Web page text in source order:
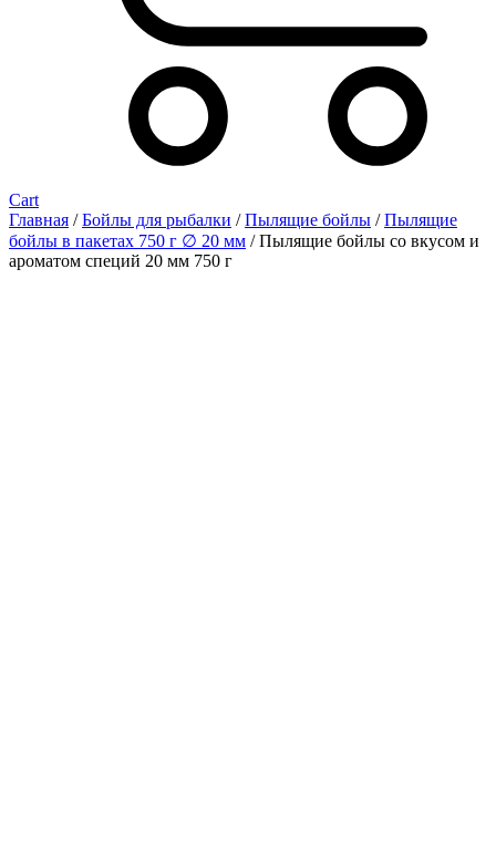
Cart
Главная /Бойлы для рыбалки /Пылящие бойлы /Пылящие
бойлы в пакетах 750 г ∅ 20 мм / Пылящие бойлы со вкусом и
ароматом специй 20 мм 750 г